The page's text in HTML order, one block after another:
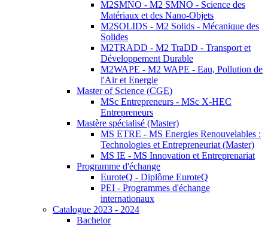
M2SMNO - M2 SMNO - Science des
Matériaux et des Nano-Objets
M2SOLIDS - M2 Solids - Mécanique des
Solides
M2TRADD - M2 TraDD - Transport et
Développement Durable
M2WAPE - M2 WAPE - Eau, Pollution de
l'Air et Energie
Master of Science (CGE)
MSc Entrepreneurs - MSc X-HEC
Entrepreneurs
Mastère spécialisé (Master)
MS ETRE - MS Energies Renouvelables :
Technologies et Entrepreneuriat (Master)
MS IE - MS Innovation et Entreprenariat
Programme d'échange
EuroteQ - Diplôme EuroteQ
PEI - Programmes d'échange
internationaux
Catalogue 2023 - 2024
Bachelor